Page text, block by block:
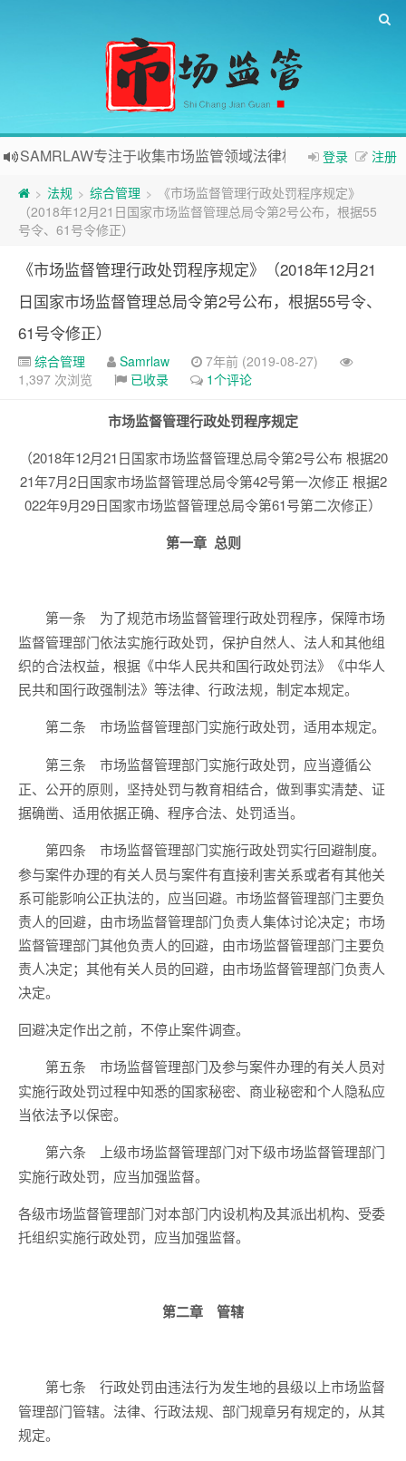
登录 注册
SAMRLAW专注于收集市场监管领域法律相关内容
> 法规 > 综合管理 >
《市场监督管理行政处罚程序规定》
（2018年12月21日国家市场监督管理总局令第2号公布，根据55
号令、61号令修正）
《市场监督管理行政处罚程序规定》（2018年12月21
日国家市场监督管理总局令第2号公布，根据55号令、
61号令修正）
综合管理 Samrlaw
7年前 (2019-08-27)
1,397 次浏览
已收录 1个评论
市场监督管理行政处罚程序规定
（2018年12月21日国家市场监督管理总局令第2号公布 根据20
21年7月2日国家市场监督管理总局令第42号第一次修正 根据2
022年9月29日国家市场监督管理总局令第61号第二次修正）
第一章 总则
第一条 为了规范市场监督管理行政处罚程序，保障市场
监督管理部门依法实施行政处罚，保护自然人、法人和其他组
织的合法权益，根据《中华人民共和国行政处罚法》《中华人
民共和国行政强制法》等法律、行政法规，制定本规定。
第二条 市场监督管理部门实施行政处罚，适用本规定。
第三条 市场监督管理部门实施行政处罚，应当遵循公
正、公开的原则，坚持处罚与教育相结合，做到事实清楚、证
据确凿、适用依据正确、程序合法、处罚适当。
第四条 市场监督管理部门实施行政处罚实行回避制度。
参与案件办理的有关人员与案件有直接利害关系或者有其他关
系可能影响公正执法的，应当回避。市场监督管理部门主要负
责人的回避，由市场监督管理部门负责人集体讨论决定；市场
监督管理部门其他负责人的回避，由市场监督管理部门主要负
责人决定；其他有关人员的回避，由市场监督管理部门负责人
决定。
回避决定作出之前，不停止案件调查。
第五条 市场监督管理部门及参与案件办理的有关人员对
实施行政处罚过程中知悉的国家秘密、商业秘密和个人隐私应
当依法予以保密。
第六条
上级市场监督管理部门对下级市场监督管理部门
实施行政处罚，应当加强监督。
各级市场监督管理部门对本部门内设机构及其派出机构、受委
托组织实施行政处罚，应当加强监督。
第二章 管辖
第七条 行政处罚由违法行为发生地的县级以上市场监督
管理部门管辖。法律、行政法规、部门规章另有规定的，从其
规定。